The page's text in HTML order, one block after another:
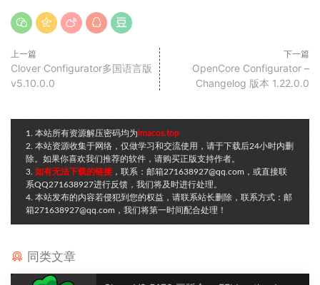
上一篇
Clover Configurator多国语言版
v5.10.0.0
下一篇
OpenCore Configurator –
Changelog 版本 1.22.0.0
1. 本站所有资源解压密码均为imacos.top
2. 本站资源收集于网络，仅做学习和交流使用，请于下载后24小时内删
除。如果你喜欢我们推荐的软件，请购买正版支持作者。
3. 如有无法下载的链接 ，联系：邮箱271638927@qq.com，或直接联
系QQ271638927进行反馈，我们将及时进行处理。
4. 本站发布的内容若侵犯到您的权益，请联系站长删除，联系方式：邮
箱271638927@qq.com，我们将第一时间配合处理！
同类文章